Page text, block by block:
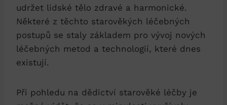
udržet lidské tělo zdravé a harmonické.
Některé z těchto starověkých léčebných
postupů se staly základem pro vývoj nových
léčebných metod a technologií, které dnes
existují.
Při pohledu na dědictví starověké léčby je